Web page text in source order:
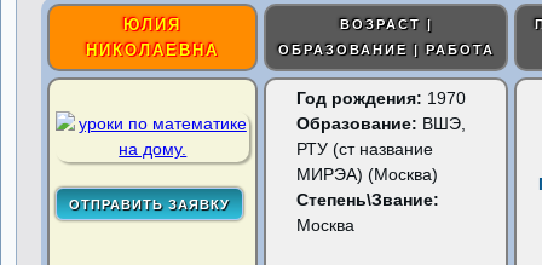
ЮЛИЯ
НИКОЛАЕВНА
ВОЗРАСТ |
ОБРАЗОВАНИЕ | РАБОТА
Год рождения: 1970
Образование: ВШЭ,
РТУ (ст название
МИРЭА) (Москва)
Степень\Звание:
Москва